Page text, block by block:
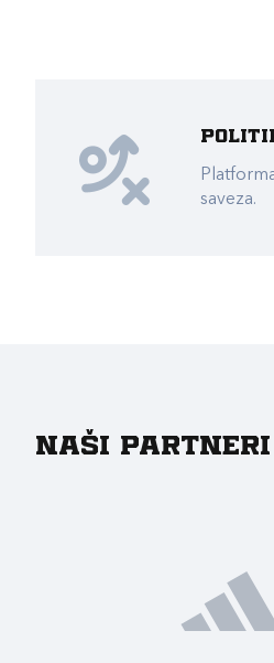
saveza.
Naši partneri